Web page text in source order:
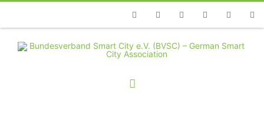
TelefonFacebookTwitterYoutubeInstagramLinkedin